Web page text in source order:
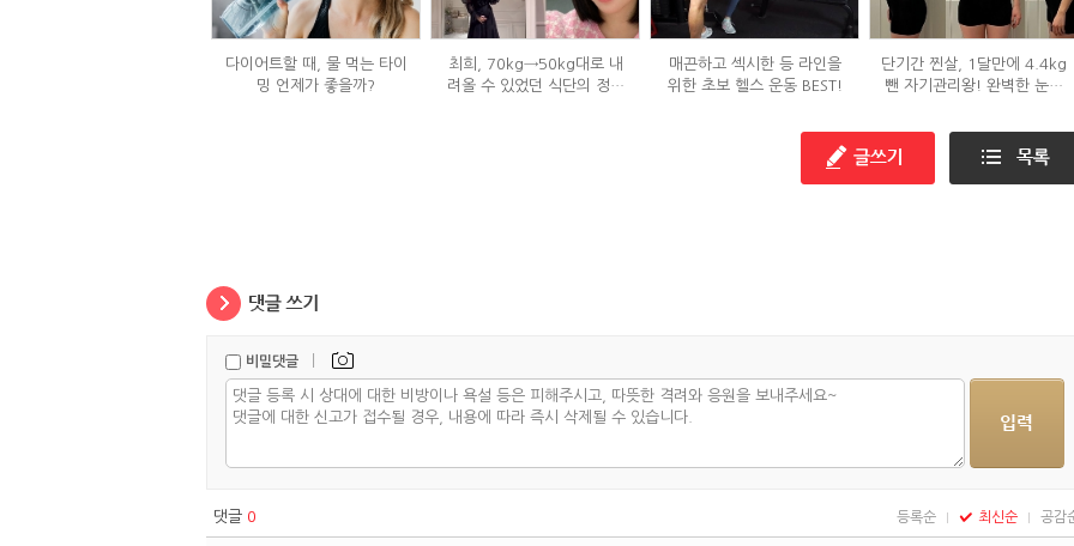
다이어트할 때, 물 먹는 타이
밍 언제가 좋을까?
최희, 70kg→50kg대로 내
려올 수 있었던 식단의 정체
매끈하고 섹시한 등 라인을
위한 초보 헬스 운동 BEST!
단기간 찐살, 1달만에 4.4kg
뺀 자기관리왕! 완벽한 눈바
비밀댓글 |
댓글 0 등록순 최신순 공감